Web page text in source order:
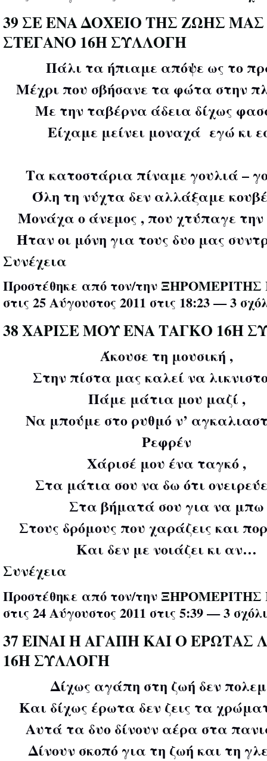
39 ΣΕ ΕΝΑ ΔΟΧΕΙΟ ΤΗΣ ΖΩΗΣ ΜΑΣ
ΣΤΕΓΑΝΟ 16Η ΣΥΛΛΟΓΗ
Πάλι τα ήπιαμε απόψε ως το
Μέχρι που σβήσανε τα φώτα στην
Με την ταβέρνα άδεια δίχως
Είχαμε μείνει μοναχά εγώ κι
Τα κατοστάρια πίναμε γουλιά –
Όλη τη νύχτα δεν αλλάξαμε
Μονάχα ο άνεμος , που χτύπαγε την
Ήταν οι μόνη για τους δυο μας
Συνέχεια
Προστέθηκε από τον/την ΞΗΡΟΜΕΡΙΤΗΣ
στις 25 Αύγουστος 2011 στις 18:23 —3
38 ΧΑΡΙΣΕ ΜΟΥ ΕΝΑ ΤΑΓΚΟ 16Η
Άκουσε τη μουσική ,
Στην πίστα μας καλεί να
Πάμε μάτια μου μαζί ,
Να μπούμε στο ρυθμό ν’
Ρεφρέν
Χάρισέ μου ένα ταγκό ,
Στα μάτια σου να δω ότι
Στα βήματά σου για να μπω
Στους δρόμους που χαράζεις και
Και δεν με νοιάζει κι αν…
Συνέχεια
Προστέθηκε από τον/την ΞΗΡΟΜΕΡΙΤΗΣ
στις 24 Αύγουστος 2011 στις 5:39 —3
37 ΕΙΝΑΙ Η ΑΓΑΠΗ ΚΑΙ Ο ΕΡΩΤΑΣ
16Η ΣΥΛΛΟΓΗ
Δίχως αγάπη στη ζωή δεν
Και δίχως έρωτα δεν ζεις τα
Αυτά τα δυο δίνουν αέρα στα
Δίνουν σκοπό για τη ζωή και τη